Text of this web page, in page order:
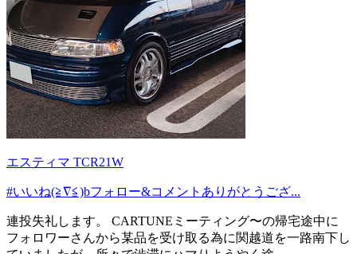
エスティマ TCR21W
#いいね(≧∇≦)bフォロー&コメントありがとうござ...
連投失礼します。 CARTUNEミーティング〜の帰宅途中に
フォロワーさんから某品を受け取る為に関越道を一路南下し